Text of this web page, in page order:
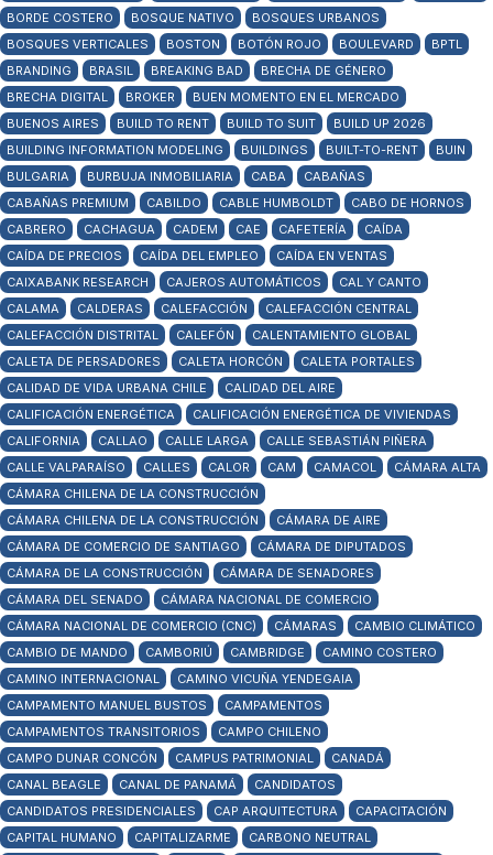
BORDE COSTERO BOSQUE NATIVO
BOSQUES URBANOS
BOSQUES VERTICALES
BOSTON BOTÓN ROJO BOULEVARD
BPTL
BRANDING
BRASIL BREAKING BAD
BRECHA DE GÉNERO
BRECHA DIGITAL
BROKER
BUEN MOMENTO EN EL MERCADO
BUENOS AIRES
BUILD TO RENT BUILD TO SUIT
BUILD UP 2026
BUILDING INFORMATION MODELING
BUILDINGS BUILT-TO-RENT
BUIN
BULGARIA
BURBUJA INMOBILIARIA CABA
CABAÑAS
CABAÑAS PREMIUM
CABILDO CABLE HUMBOLDT
CABO DE HORNOS
CABRERO
CACHAGUA CADEM CAE CAFETERÍA
CAÍDA
CAÍDA DE PRECIOS
CAÍDA DEL EMPLEO
CAÍDA EN VENTAS
CAIXABANK RESEARCH
CAJEROS AUTOMÁTICOS
CAL Y CANTO
CALAMA
CALDERAS CALEFACCIÓN
CALEFACCIÓN CENTRAL
CALEFACCIÓN DISTRITAL
CALEFÓN
CALENTAMIENTO GLOBAL
CALETA DE PERSADORES
CALETA HORCÓN
CALETA PORTALES
CALIDAD DE VIDA URBANA CHILE
CALIDAD DEL AIRE
CALIFICACIÓN ENERGÉTICA
CALIFICACIÓN ENERGÉTICA DE VIVIENDAS
CALIFORNIA
CALLAO CALLE LARGA
CALLE SEBASTIÁN PIÑERA
CALLE VALPARAÍSO
CALLES CALOR CAM CAMACOL
CÁMARA ALTA
CÁMARA CHILENA DE LA CONSTRUCCIÓN
CÁMARA CHILENA DE LA CONSTRUCCIÓN
CÁMARA DE AIRE
CÁMARA DE COMERCIO DE SANTIAGO
CÁMARA DE DIPUTADOS
CÁMARA DE LA CONSTRUCCIÓN
CÁMARA DE SENADORES
CÁMARA DEL SENADO
CÁMARA NACIONAL DE COMERCIO
CÁMARA NACIONAL DE COMERCIO (CNC)
CÁMARAS
CAMBIO CLIMÁTICO
CAMBIO DE MANDO
CAMBORIÚ CAMBRIDGE
CAMINO COSTERO
CAMINO INTERNACIONAL
CAMINO VICUÑA YENDEGAIA
CAMPAMENTO MANUEL BUSTOS
CAMPAMENTOS
CAMPAMENTOS TRANSITORIOS
CAMPO CHILENO
CAMPO DUNAR CONCÓN
CAMPUS PATRIMONIAL
CANADÁ
CANAL BEAGLE
CANAL DE PANAMÁ
CANDIDATOS
CANDIDATOS PRESIDENCIALES
CAP ARQUITECTURA
CAPACITACIÓN
CAPITAL HUMANO
CAPITALIZARME
CARBONO NEUTRAL